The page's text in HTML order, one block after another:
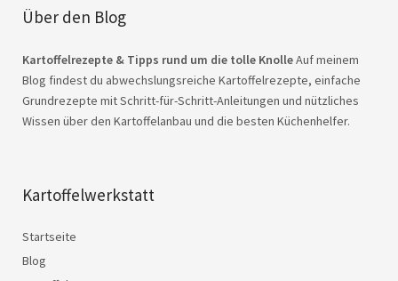
Über den Blog
Kartoffelrezepte & Tipps rund um die tolle KnolleAuf meinem
Blog findest du abwechslungsreiche Kartoffelrezepte, einfache
Grundrezepte mit Schritt-für-Schritt-Anleitungen und nützliches
Wissen über den Kartoffelanbau und die besten Küchenhelfer.
Kartoffelwerkstatt
Startseite
Blog